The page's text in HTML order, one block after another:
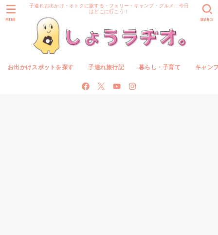
子連れお出かけ・オトクに旅する・フェリー・キャンプ・グルメ…今日
はどこに行こう！
お出かけスポットを探す 子連れ旅行記 暮らし・子育て キャン
SEARCH
MENU